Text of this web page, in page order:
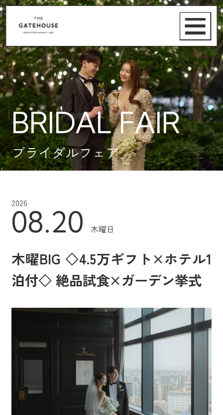
BRIDAL FAIR
ブライダルフェア
2026
08.20 木曜日
木曜BIG ◇4.5万ギフト×ホテル1
泊付◇ 絶品試食×ガーデン挙式